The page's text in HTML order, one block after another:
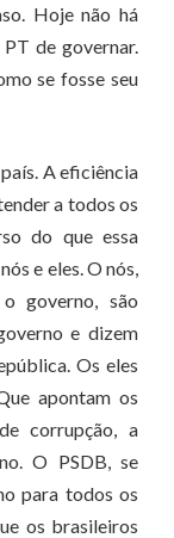
Hoje não há
de governar.
se fosse seu
A eficiência
a todos os
do que essa
e eles. O nós,
governo, são
e dizem
Os eles
apontam os
corrupção, a
O PSDB, se
para todos os
os brasileiros